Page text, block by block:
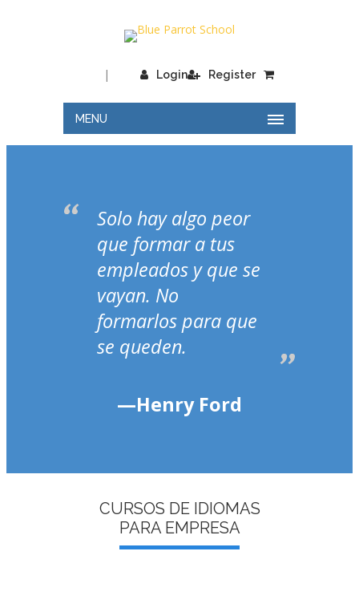
Login
| Register
MENU
Solo hay algo peor
que formar a tus
empleados y que se
vayan. No
formarlos para que
se queden.
—Henry Ford
CURSOS DE IDIOMAS
PARA EMPRESA